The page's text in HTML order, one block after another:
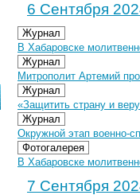
6 Сентября
Журнал
В Хабаровске
Журнал
Митрополит Артемий
Журнал
«Защитить страну и
Журнал
Окружной этап военно-
Фотогалерея
В Хабаровске
7 Сентября